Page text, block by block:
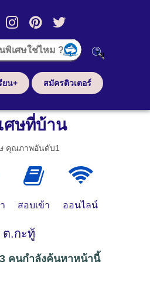
ยน+ สมัครติวเตอร์
ศษที่บ้าน
คุณภาพอันดับ1
สอบเข้า ออนไลน์
ต.กะทู้
คนกำลังค้นหาหน้านี้